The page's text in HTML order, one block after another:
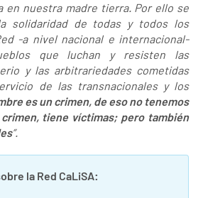
en nuestra madre tierra. Por ello se
solidaridad de todas y todos los
-a nivel nacional e internacional-
que luchan y resisten las
y las arbitrariedades cometidas
de las transnacionales y los
es un crimen, de eso no tenemos
tiene víctimas; pero también
”.
la Red CaLiSA: